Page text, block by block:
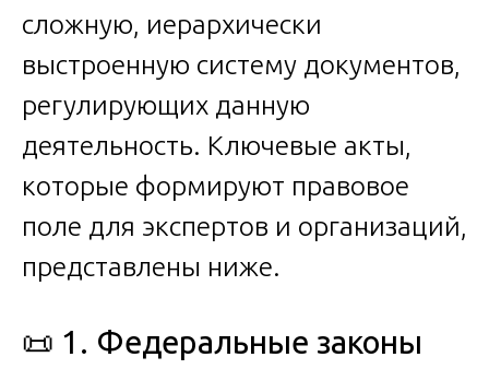
сложную, иерархически
выстроенную систему документов,
регулирующих данную
деятельность. Ключевые акты,
которые формируют правовое
поле для экспертов и организаций,
представлены ниже.
📜 1. Федеральные законы